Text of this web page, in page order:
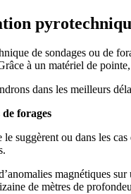
de sondages ou de
à un matériel de
dans les meilleurs
forages
suggèrent ou dans les
magnétiques
de mètres de